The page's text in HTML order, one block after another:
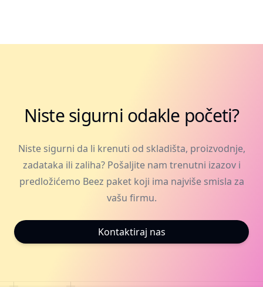
Niste sigurni odakle početi?
Niste sigurni da li krenuti od skladišta, proizvodnje,
zadataka ili zaliha? Pošaljite nam trenutni izazov i
predložićemo Beez paket koji ima najviše smisla za
vašu firmu.
Kontaktiraj nas